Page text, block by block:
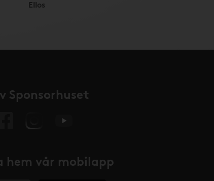
Ellos
Sponsorhuset
hem vår mobilapp